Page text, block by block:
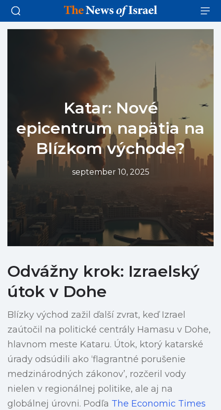
Katar: Nové
epicentrum napätia na
Blízkom východe?
september 10, 2025
Odvážny krok: Izraelský
útok v Dohe
Blízky východ zažil ďalší zvrat, keď Izrael
zaútočil na politické centrály Hamasu v Dohe,
hlavnom meste Kataru. Útok, ktorý katarské
úrady odsúdili ako ‘flagrantné porušenie
medzinárodných zákonov’, rozčeril vody
nielen v regionálnej politike, ale aj na
globálnej úrovni. Podľa The Economic Times